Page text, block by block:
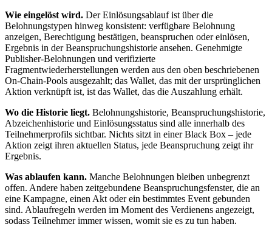
Wie eingelöst wird. Der Einlösungsablauf ist über die
Belohnungstypen hinweg konsistent: verfügbare Belohnung
anzeigen, Berechtigung bestätigen, beanspruchen oder einlösen,
Ergebnis in der Beanspruchungshistorie ansehen. Genehmigte
Publisher-Belohnungen und verifizierte
Fragmentwiederherstellungen werden aus den oben beschriebenen
On-Chain-Pools ausgezahlt; das Wallet, das mit der ursprünglichen
Aktion verknüpft ist, ist das Wallet, das die Auszahlung erhält.
Wo die Historie liegt. Belohnungshistorie, Beanspruchungshistorie,
Abzeichenhistorie und Einlösungsstatus sind alle innerhalb des
Teilnehmerprofils sichtbar. Nichts sitzt in einer Black Box – jede
Aktion zeigt ihren aktuellen Status, jede Beanspruchung zeigt ihr
Ergebnis.
Was ablaufen kann. Manche Belohnungen bleiben unbegrenzt
offen. Andere haben zeitgebundene Beanspruchungsfenster, die an
eine Kampagne, einen Akt oder ein bestimmtes Event gebunden
sind. Ablaufregeln werden im Moment des Verdienens angezeigt,
sodass Teilnehmer immer wissen, womit sie es zu tun haben.